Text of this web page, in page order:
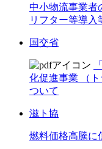
中小物流事業者
リフター等導入
国交省
化促進事業 （
ついて
滋ト協
燃料価格高騰に